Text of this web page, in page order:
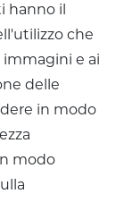
hanno il
che
immagini e ai
delle
in modo
modo